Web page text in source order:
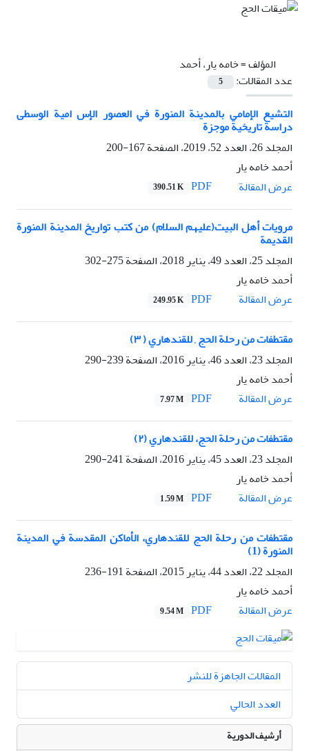
المؤلف =خامه يار، أحمد
عدد المقالات:
5
التشيع الإمامي بالمدينة المنورة في العصور الإس امية الوسطى
دراسة تاريخية موجزة
المجلد 26، العدد 52، 2019، الصفحة
167-200
أحمد خامه يار
عرض المقالة
390.51 K
مرويات أهل البيت(عليهم السلام) من کتب تواريخ المدينة المنورة
القديمة
المجلد 25، العدد 49، يناير 2018، الصفحة
275-302
أحمد خامه يار
عرض المقالة
249.95 K
مقتطفات من رحلة الحج , للقندهاري ( ٣)
المجلد 23، العدد 46، يناير 2016، الصفحة
239-290
أحمد خامه يار
عرض المقالة
7.97 M
مقتطفات من رحلة الحج، للقندهاري (٢)
المجلد 23، العدد 45، يناير 2016، الصفحة
241-290
أحمد خامه يار
عرض المقالة
1.59 M
مقتطفات من رحلة الحج للقندهاري، الأماکن المقدسة في المدينة
المنورة (1)
المجلد 22، العدد 44، يناير 2015، الصفحة
191-236
أحمد خامه يار
عرض المقالة
9.54 M
المقالات الجاهزة للنشر
العدد الحالي
أرشيف الدورية